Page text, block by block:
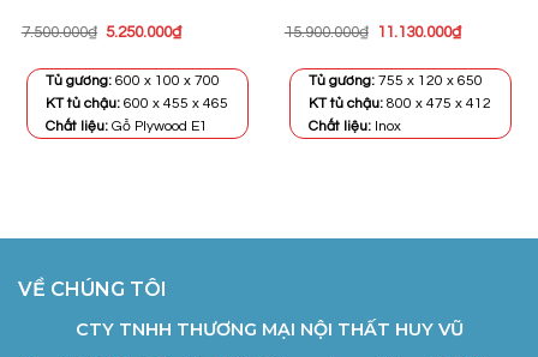
7.500.000₫ Giá
7.500.000₫.
5.250.000₫Giá
là:
Tủ gương: 600 x 100 x 700
KT tủ chậu:600 x 455 x 465
Chất liệu:Gỗ Plywood E1
15.900.000₫
Giá
15.900.000₫.
11.130.000₫Giá
là:
Tủ gương: 755 x 120 x 650
KT tủ chậu:800 x 475 x 412
Chất liệu: Inox
VỀ CHÚNG TÔI
CTY TNHH THƯƠNG MẠI NỘI THẤT HUY VŨ